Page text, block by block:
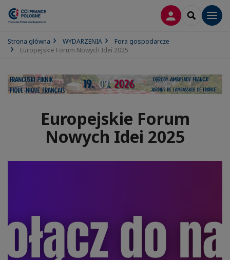
LOGOWANIE
SEARCH
Strona główna WYDARZENIA
Fora gospodarcze
Europejskie Forum Nowych Idei 2025
Europejskie Forum
Nowych Idei 2025